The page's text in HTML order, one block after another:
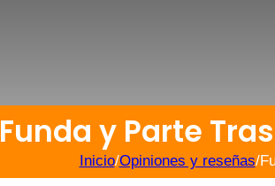
Funda y Parte
Inicio/Opiniones y reseñas/